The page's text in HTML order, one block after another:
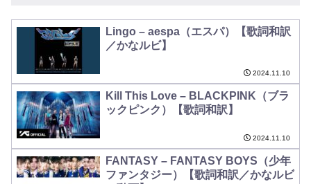
Lingo – aespa（エスパ）【歌詞和訳
／かなルビ】
2024.11.10
Kill This Love – BLACKPINK（ブラ
ックピンク）【歌詞和訳】
2024.11.10
FANTASY – FANTASY BOYS（少年
ファンタジー）【歌詞和訳／かなルビ